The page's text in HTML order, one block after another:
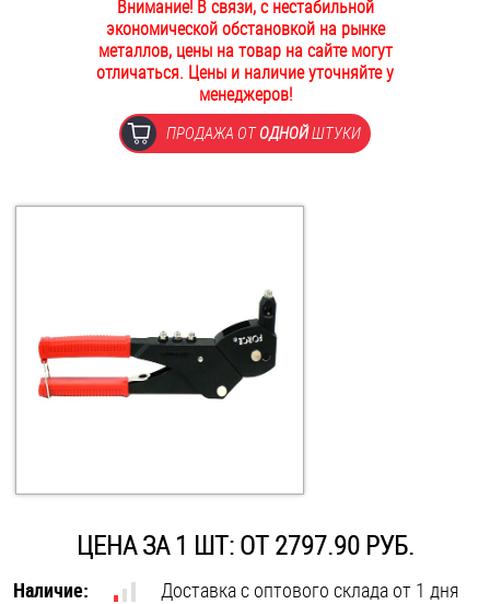
ОПЛАТА И ДОСТАВКА
НАШИ МАГАЗИНЫ
Втулки
Инструмент
Крюки, кольца с метрической резьбой
Оснастка и аксессуары для яхт
Внимание! В связи, с нестабильной
экономической обстановкой на рынке
металлов, цены на товар на сайте могут
отличаться. Цены и наличие уточняйте у
менеджеров!
ПРОДАЖА ОТОДНОЙШТУКИ
ЦЕНА ЗА 1 ШТ: ОТ 2797.90 РУБ.
Наличие: Доставка с оптового склада от 1 дня